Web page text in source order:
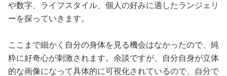
や数字、ライフスタイル、個人の好みに適したランジェリ
ーを探っていきます。
ここまで細かく自分の身体を見る機会はなかったので、純
粋に好奇心が刺激されます。余談ですが、自分自身が立体
的な画像になって具体的に可視化されているので、自分で